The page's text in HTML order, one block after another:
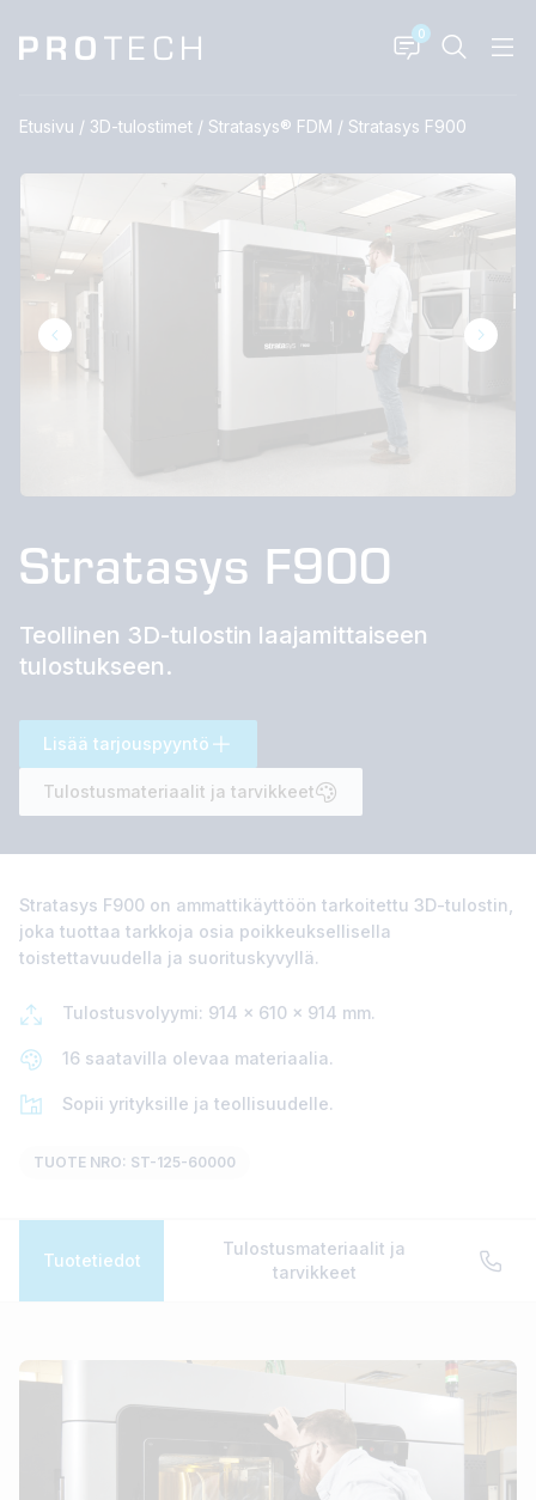
0
Etusivu / 3D-tulostimet / Stratasys® FDM / Stratasys F900
Stratasys F900
Teollinen 3D-tulostin laajamittaiseen
tulostukseen.
Lisää tarjouspyyntö
Tulostusmateriaalit ja tarvikkeet
Stratasys F900 on ammattikäyttöön tarkoitettu 3D-tulostin,
joka tuottaa tarkkoja osia poikkeuksellisella
toistettavuudella ja suorituskyvyllä.
Tulostusvolyymi: 914 x 610 x 914 mm.
16 saatavilla olevaa materiaalia.
Sopii yrityksille ja teollisuudelle.
TUOTE NRO: ST-125-60000
Stratasys F900
Teollinen 3D-tulostin laajamittaiseen tulostukseen.
Tuotetiedot
Tulostusmateriaalit ja
tarvikkeet